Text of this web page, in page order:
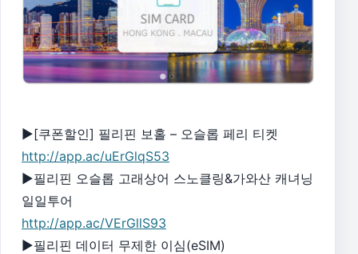
▶[쿠폰할인] 필리핀 보홀 – 오슬롭 페리 티켓
http://app.ac/uErGlqS53
▶필리핀 오슬롭 고래상어 스노클링&가와산 캐녀닝
일일투어
http://app.ac/VErGllS93
▶필리핀 데이터 무제한 이심(eSIM)